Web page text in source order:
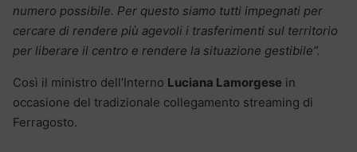
numero possibile. Per questo siamo tutti impegnati per
cercare di rendere più agevoli i trasferimenti sul territorio
per liberare il centro e rendere la situazione gestibile”.
Così il ministro dell’Interno Luciana Lamorgese in
occasione del tradizionale collegamento streaming di
Ferragosto.